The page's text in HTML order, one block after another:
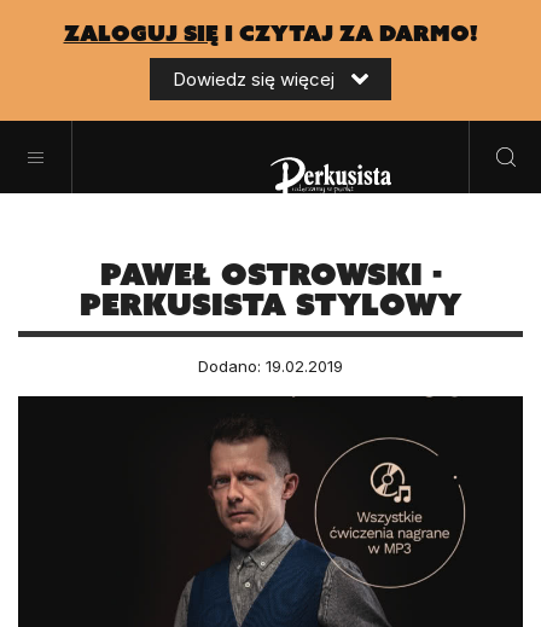
zaloguj sięi czytaj za darmo!
Dowiedz się więcej
Paweł Ostrowski -
Perkusista stylowy
Dodano: 19.02.2019